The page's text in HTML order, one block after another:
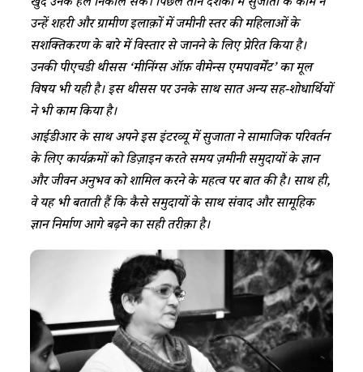
उन्हें शहरी और ग्रामीण इलाक़ों में जमीनी स्तर की महिलाओं के
सशक्तिकरण के बारे में विस्तार से जानने के लिए प्रेरित किया है।
उनकी पीएचडी थीसस ‘मीनिंग्स ऑफ़ वीमेन्स एमपावर्मेंट’ का मूल
विषय भी यही है। इस थीसस पर उनके साथ सात अन्य सह-शोधार्थियों
ने भी काम किया है।
आईडीआर के साथ अपने इस इंटरव्यू में सुजाता ने सामाजिक परिवर्तन
के लिए कार्यक्रमों को डिज़ाइन करते समय ज़मीनी समुदायों के ज्ञान
और जीवन अनुभव को शामिल करने के महत्व पर बात की है। साथ ही,
वे यह भी बताती हैं कि कैसे समुदायों के साथ संवाद और सामूहिक
ज्ञान निर्माण आगे बढ़ने का सही तरीक़ा है।